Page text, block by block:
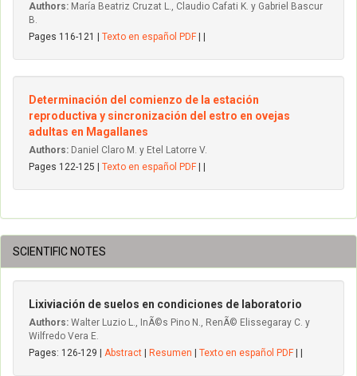
Authors: María Beatriz Cruzat L., Claudio Cafati K. y Gabriel Bascur
B.
Pages 116-121 | Texto en español PDF
Determinación del comienzo de la estación
reproductiva y sincronización del estro en ovejas
adultas en Magallanes
Authors: Daniel Claro M. y Etel Latorre V.
Pages 122-125 | Texto en español PDF
SCIENTIFIC NOTES
Lixiviación de suelos en condiciones de laboratorio
Authors: Walter Luzio L., InÃ©s Pino N., RenÃ© Elissegaray C. y
Wilfredo Vera E.
Pages: 126-129 | Abstract Resumen Texto en español PDF